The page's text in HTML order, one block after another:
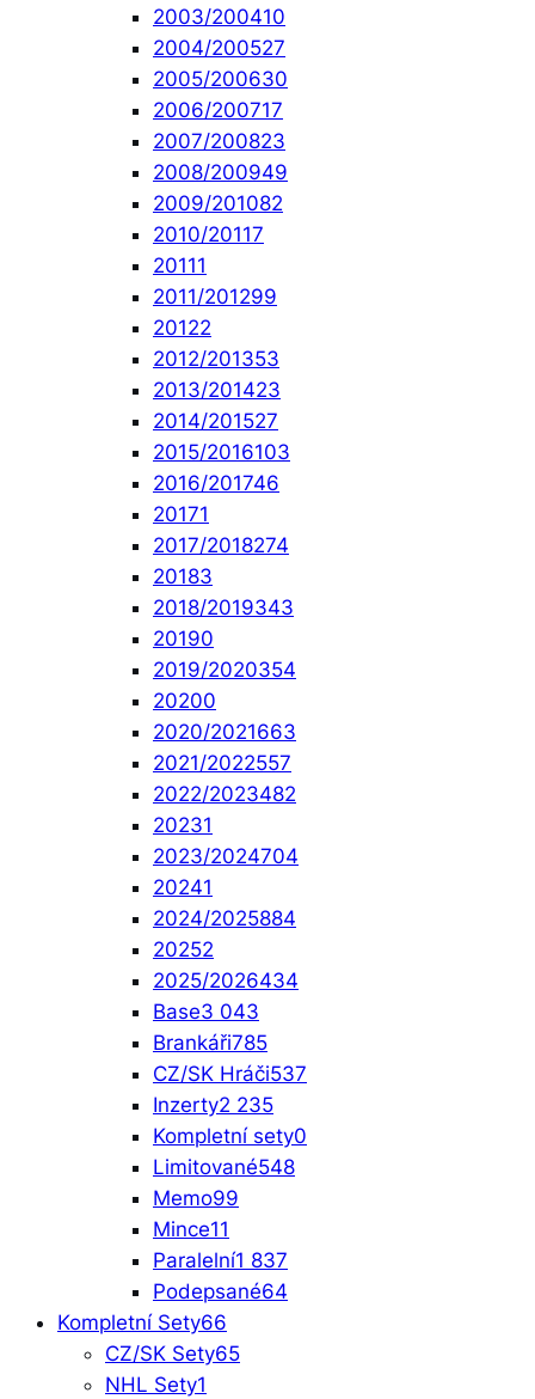
2003/200410
2004/200527
2005/200630
2006/200717
2007/200823
2008/200949
2009/201082
2010/20117
20111
2011/201299
20122
2012/201353
2013/201423
2014/201527
2015/2016103
2016/201746
20171
2017/2018274
20183
2018/2019343
20190
2019/2020354
20200
2020/2021663
2021/2022557
2022/2023482
20231
2023/2024704
20241
2024/2025884
20252
2025/2026434
Base3 043
Brankáři785
CZ/SK Hráči537
Inzerty2 235
Kompletní sety0
Limitované548
Memo99
Mince11
Paralelní1 837
Podepsané64
Kompletní Sety66
CZ/SK Sety65
NHL Sety1